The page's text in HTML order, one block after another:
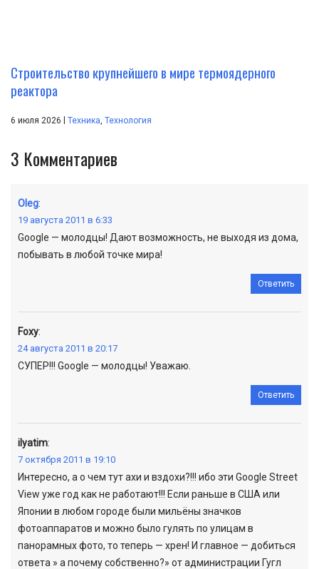
Строительство крупнейшего в мире термоядерного
реактора
6 июля 2026 | Техника Технология
3 Комментариев
Oleg:
19 августа 2011 в 6:33
Google — молодцы! Дают возможность, не выходя из дома,
побывать в любой точке мира!
Ответить
Foxy:
24 августа 2011 в 20:17
СУПЕР!!! Google — молодцы! Уважаю.
Ответить
ilyatim:
7 октября 2011 в 19:10
Интересно, а о чем тут ахи и вздохи?!!! ибо эти Google Street
View уже год как не работают!!! Если раньше в США или
Японии в любом городе были мильёны значков
фотоаппаратов и можно было гулять по улицам в
панорамных фото, то теперь — хрен! И главное — добиться
ответа » а почему собственно?» от администрации Гугл